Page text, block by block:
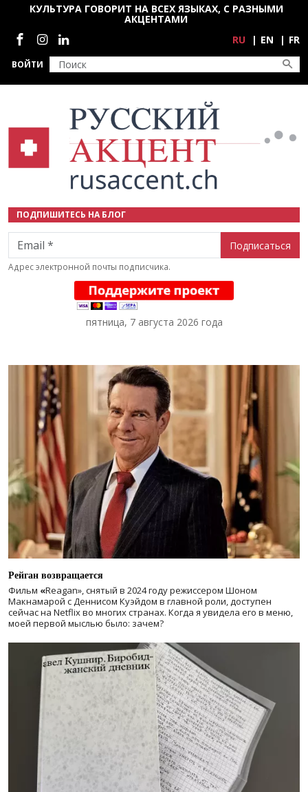
Перейти к основному содержанию
ВОЙТИ
КУЛЬТУРА ГОВОРИТ НА ВСЕХ ЯЗЫКАХ, С РАЗНЫМИ
АКЦЕНТАМИ
Социальные сети
RU EN FR
ПОДПИШИТЕСЬ НА БЛОГ
Email
Адрес электронной почты подписчика.
пятница, 7 августа 2026 года
Рейган возвращается
Фильм «Reagan», снятый в 2024 годурежиссером Шоном
Макнамарой с Деннисом Куэйдом в главной роли, доступен
сейчас на Netflix во многих странах. Когда я увидела его в меню,
моей первой мыслью было: зачем?